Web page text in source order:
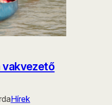
vakvezető
Hírek